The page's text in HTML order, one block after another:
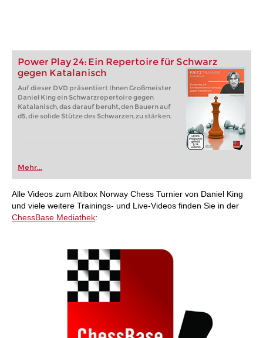
Power Play 24: Ein Repertoire für Schwarz
gegen Katalanisch
Auf dieser DVD präsentiert Ihnen Großmeister
Daniel King ein Schwarzrepertoire gegen
Katalanisch, das darauf beruht, den Bauern auf
d5, die solide Stütze des Schwarzen, zu stärken.
Mehr...
Alle Videos zum Altibox Norway Chess Turnier von Daniel King
und viele weitere Trainings- und Live-Videos finden Sie in der
ChessBase Mediathek: